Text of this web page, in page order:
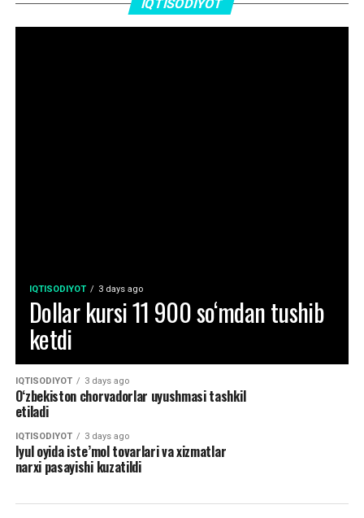
IQTISODIYOT
IQTISODIYOT 3 days ago
Dollar kursi 11 900 so‘mdan tushib
ketdi
IQTISODIYOT 3 days ago
O‘zbekiston chorvadorlar uyushmasi tashkil
etiladi
IQTISODIYOT 3 days ago
Iyul oyida iste’mol tovarlari va xizmatlar
narxi pasayishi kuzatildi